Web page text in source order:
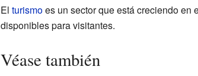
El turismoes un sector que está creciendo en
disponibles para visitantes.
Véase también